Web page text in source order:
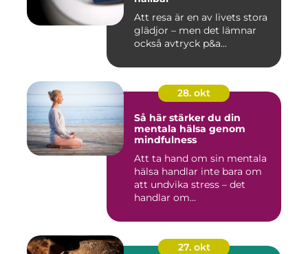
Att resa är en av livets stora
glädjor – men det lämnar
också avtryck p&a...
28. okt
Så här stärker du din
mentala hälsa genom
mindfulness
Att ta hand om sin mentala
hälsa handlar inte bara om
att undvika stress – det
handlar om...
27. okt